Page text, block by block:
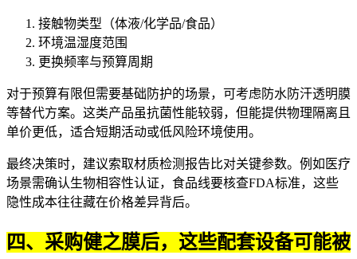
接触物类型（体液/化学品/食品）
环境温湿度范围
更换频率与预算周期
对于预算有限但需要基础防护的场景，可考虑防水防汗透明膜
等替代方案。这类产品虽抗菌性能较弱，但能提供物理隔离且
单价更低，适合短期活动或低风险环境使用。
最终决策时，建议索取材质检测报告比对关键参数。例如医疗
场景需确认生物相容性认证，食品线要核查FDA标准，这些
隐性成本往往藏在价格差异背后。
四、采购健之膜后，这些配套设备可能被